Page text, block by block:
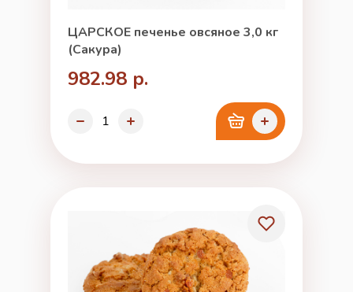
ЦАРСКОЕ печенье овсяное 3,0 кг
(Сакура)
982.98 р.